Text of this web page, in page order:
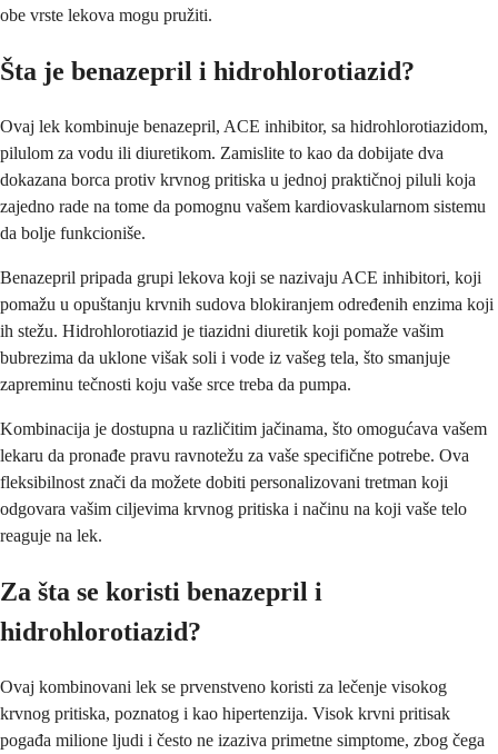
obe vrste lekova mogu pružiti.
Šta je benazepril i hidrohlorotiazid?
Ovaj lek kombinuje benazepril, ACE inhibitor, sa hidrohlorotiazidom,
pilulom za vodu ili diuretikom. Zamislite to kao da dobijate dva
dokazana borca protiv krvnog pritiska u jednoj praktičnoj piluli koja
zajedno rade na tome da pomognu vašem kardiovaskularnom sistemu
da bolje funkcioniše.
Benazepril pripada grupi lekova koji se nazivaju ACE inhibitori, koji
pomažu u opuštanju krvnih sudova blokiranjem određenih enzima koji
ih stežu. Hidrohlorotiazid je tiazidni diuretik koji pomaže vašim
bubrezima da uklone višak soli i vode iz vašeg tela, što smanjuje
zapreminu tečnosti koju vaše srce treba da pumpa.
Kombinacija je dostupna u različitim jačinama, što omogućava vašem
lekaru da pronađe pravu ravnotežu za vaše specifične potrebe. Ova
fleksibilnost znači da možete dobiti personalizovani tretman koji
odgovara vašim ciljevima krvnog pritiska i načinu na koji vaše telo
reaguje na lek.
Za šta se koristi benazepril i
hidrohlorotiazid?
Ovaj kombinovani lek se prvenstveno koristi za lečenje visokog
krvnog pritiska, poznatog i kao hipertenzija. Visok krvni pritisak
pogađa milione ljudi i često ne izaziva primetne simptome, zbog čega